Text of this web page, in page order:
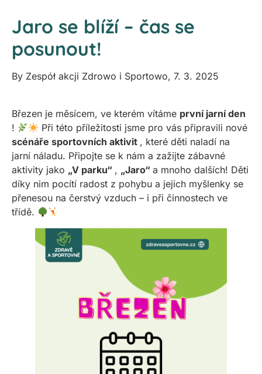
Jaro se blíží – čas se
posunout!
By Zespół akcji Zdrowo i Sportowo, 7. 3. 2025
Březen je měsícem, ve kterém vítáme první jarní den
!
Při této příležitosti jsme pro vás připravili nové
scénáře sportovních aktivit , které děti naladí na
jarní náladu. Připojte se k nám a zažijte zábavné
aktivity jako „V parku“ , „Jaro“ a mnoho dalších! Děti
díky nim pocítí radost z pohybu a jejich myšlenky se
přenesou na čerstvý vzduch – i při činnostech ve
třídě.